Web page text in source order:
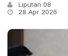
Liputan 08
28 Apr 2026